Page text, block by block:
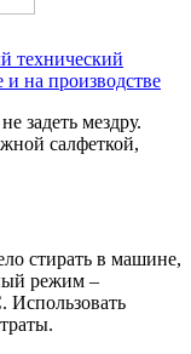
технический
и на производстве
задеть мездру.
салфеткой,
стирать в машине,
режим –
Использовать